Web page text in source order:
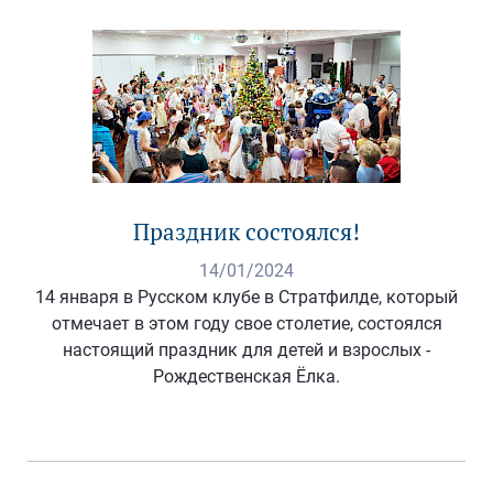
Праздник состоялся!
14/01/2024
14 января в Русском клубе в Стратфилде, который
отмечает в этом году свое столетие, состоялся
настоящий праздник для детей и взрослых -
Рождественская Ёлка.